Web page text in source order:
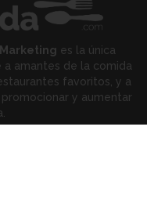
es la única
amantes de la comida
favoritos, y a
y aumentar